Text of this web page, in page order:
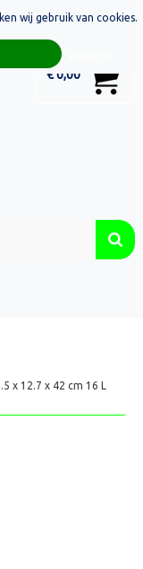
€ 0,00
x 12.7 x 42 cm 16 L
wij gebruik van cookies.